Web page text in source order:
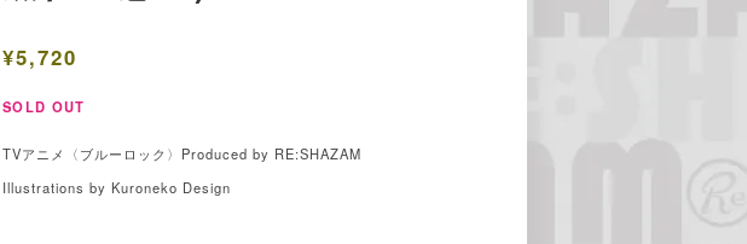
¥5,720
SOLD OUT
TVアニメ〈ブルーロック〉Produced by RE:SHAZAM
Illustrations by Kuroneko Design